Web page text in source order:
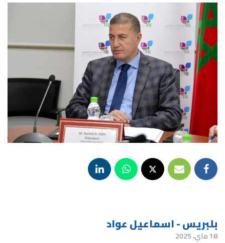
بلبريس - اسماعيل عواد
18 ماي، 2025